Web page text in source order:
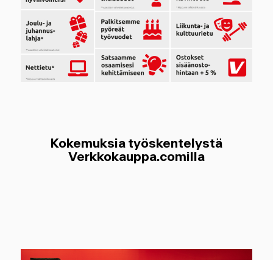
Kokemuksia työskentelystä
Verkkokauppa.comilla